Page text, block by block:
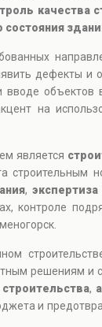
качества
дефекты и
объектов
на
является
строительным
,
контроле
решениям
,
и